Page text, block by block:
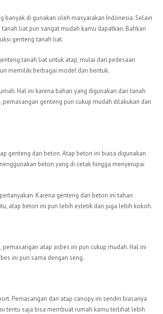
di gunakan oleh masyarakan Indonesia. Selain
liat pun sangat mudah kamu dapatkan. Bahkan
genteng tanah liat.
tanah liat untuk atap, mulai dari pedesaan
memiliki berbagai model dan bentuk.
Hal ini karena bahan yang digunakan dari tanah
genteng pun cukup mudah dilakukan dan
genteng dari beton. Atap beton ini biasa digunakan
beton yang di cetak hingga menyerupai
Karena genteng dari beton ini tahan
atap beton ini pun lebih estetik dan juga lebih kokoh.
atap asbes ini pun cukup mudah. Hal ini
ini pun sama dengan seng.
Pemasangan dari atap canopy ini sendiri biasanya
tentu saja bisa membuat rumah kamu terlihat lebih